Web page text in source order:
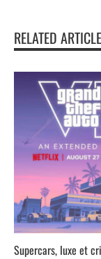
RELATED ARTICLE
Supercars, luxe et